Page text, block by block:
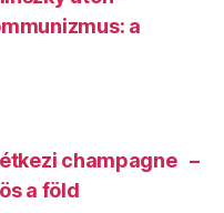
a
champagne –
a föld